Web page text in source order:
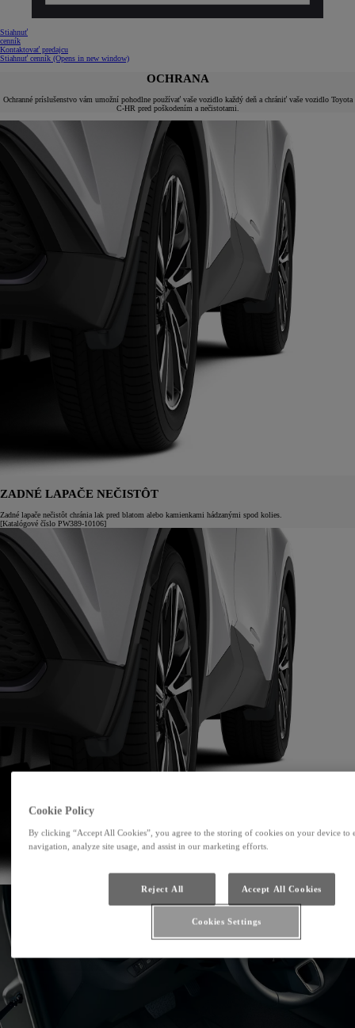
Stiahnuť
cenník
Kontaktovať predajcu
Stiahnuť cenník (Opens in new window)
OCHRANA
Ochranné príslušenstvo vám umožní pohodlne používať vaše vozidlo každý deň a chrániť vaše vozidlo Toyota
C-HR pred poškodením a nečistotami.
ZADNÉ LAPAČE NEČISTÔT
Zadné lapače nečistôt chránia lak pred blatom alebo kamienkami hádzanými spod kolies.
[Katalógové číslo PW389-10106]
Cookie Policy
By clicking “Accept All Cookies”, you agree to the storing of cookies on your device to
navigation, analyze site usage, and assist in our marketing efforts.
Reject All Accept All Cookies
Cookies Settings